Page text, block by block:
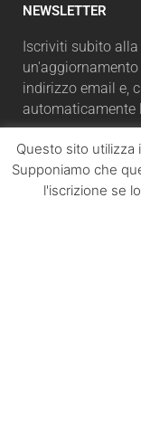
NEWSLETTER
Iscriviti subito alla
indirizzo email e,
automaticamente
Questo sito utilizza
Supponiamo che
l'iscrizione se